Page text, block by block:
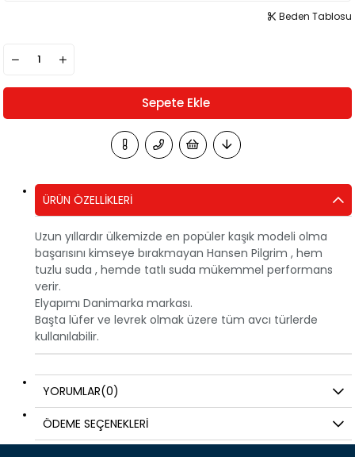
Beden Tablosu
ÜRÜN ÖZELLIKLERI
Uzun yıllardır ülkemizde en popüler kaşık modeli olma
başarısını kimseye bırakmayan Hansen Pilgrim , hem
tuzlu suda , hemde tatlı suda mükemmel performans
verir.
Elyapımı Danimarka markası.
Başta lüfer ve levrek olmak üzere tüm avcı türlerde
kullanılabilir.
YORUMLAR(0)
ÖDEME SEÇENEKLERI